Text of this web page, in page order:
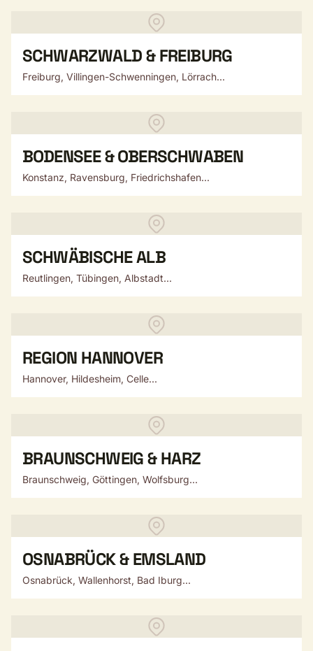
SCHWARZWALD & FREIBURG
Freiburg, Villingen-Schwenningen, Lörrach...
BODENSEE & OBERSCHWABEN
Konstanz, Ravensburg, Friedrichshafen...
SCHWÄBISCHE ALB
Reutlingen, Tübingen, Albstadt...
REGION HANNOVER
Hannover, Hildesheim, Celle...
BRAUNSCHWEIG & HARZ
Braunschweig, Göttingen, Wolfsburg...
OSNABRÜCK & EMSLAND
Osnabrück, Wallenhorst, Bad Iburg...